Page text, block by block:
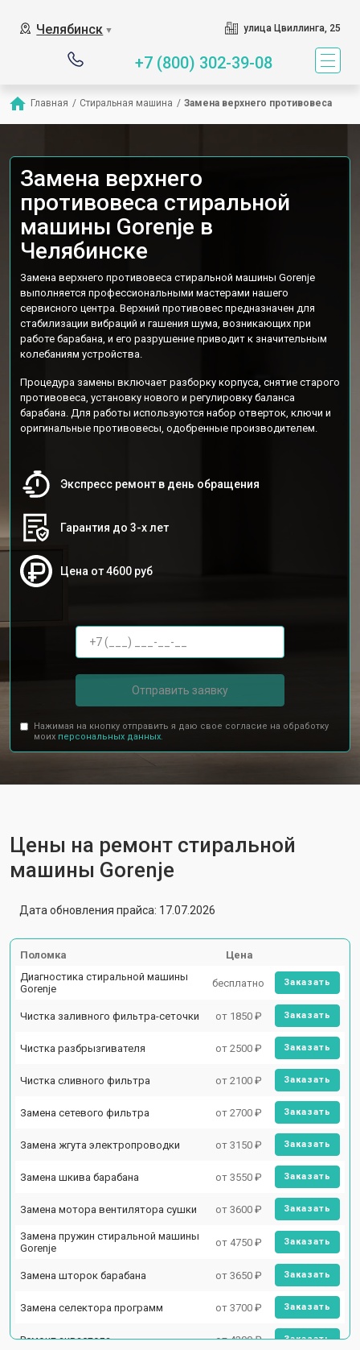
Челябинск ▼ улица Цвиллинга, 25
+7 (800) 302-39-08
Главная / Стиральная машина / Замена верхнего противовеса
Замена верхнего
противовеса стиральной
машины Gorenje в
Челябинске
Замена верхнего противовеса стиральной машины Gorenje
выполняется профессиональными мастерами нашего
сервисного центра. Верхний противовес предназначен для
стабилизации вибраций и гашения шума, возникающих при
работе барабана, и его разрушение приводит к значительным
колебаниям устройства.
Процедура замены включает разборку корпуса, снятие старого
противовеса, установку нового и регулировку баланса
барабана. Для работы используются набор отверток, ключи и
оригинальные противовесы, одобренные производителем.
Экспресс ремонт в день обращения
Гарантия до 3-х лет
Цена от 4600 руб
Отправить заявку
Нажимая на кнопку отправить я даю свое согласие на обработку
моих персональных данных.
Цены на ремонт стиральной
машины Gorenje
Дата обновления прайса: 17.07.2026
Поломка
Цена
Диагностика стиральной машины
Gorenje
бесплатно Заказать
Чистка заливного фильтра-сеточки от 1850 ₽ Заказать
Чистка разбрызгивателя от 2500 ₽ Заказать
Чистка сливного фильтра от 2100 ₽ Заказать
Замена сетевого фильтра от 2700 ₽ Заказать
Замена жгута электропроводки от 3150 ₽ Заказать
Замена шкива барабана от 3550 ₽ Заказать
Замена мотора вентилятора сушки от 3600 ₽ Заказать
Замена пружин стиральной машины
Gorenje
от 4750 ₽ Заказать
Замена шторок барабана от 3650 ₽ Заказать
Замена селектора программ от 3700 ₽ Заказать
Ремонт аквастопа от 4200 ₽ Заказать